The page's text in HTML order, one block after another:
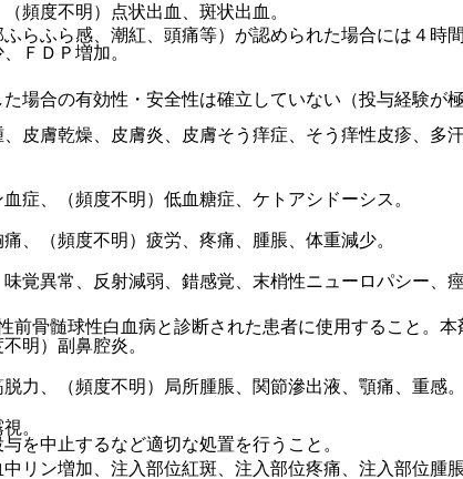
頻度不明）点状出血、斑状出血。
ＦＤＰ増加。
膚乾燥、皮膚炎、皮膚そう痒症、そう痒性皮疹、多
、（頻度不明）低血糖症、ケトアシドーシス。
（頻度不明）疲労、疼痛、腫脹、体重減少。
異常、反射減弱、錯感覚、末梢性ニューロパシー、
明）副鼻腔炎。
、（頻度不明）局所腫脹、関節滲出液、顎痛、重感。
。
ン増加、注入部位紅斑、注入部位疼痛、注入部位腫
ふら感、潮紅、頭痛等）が認められた場合には４時
合の有効性・安全性は確立していない（投与経験が極
骨髄球性白血病と診断された患者に使用すること。
を中止するなど適切な処置を行うこと。